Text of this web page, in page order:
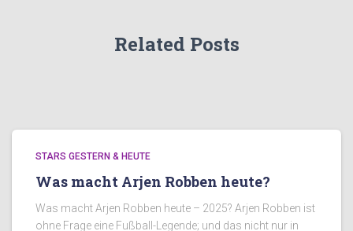
Related Posts
STARS GESTERN & HEUTE
Was macht Arjen Robben heute?
Was macht Arjen Robben heute – 2025? Arjen Robben ist
ohne Frage eine Fußball-Legende; und das nicht nur in